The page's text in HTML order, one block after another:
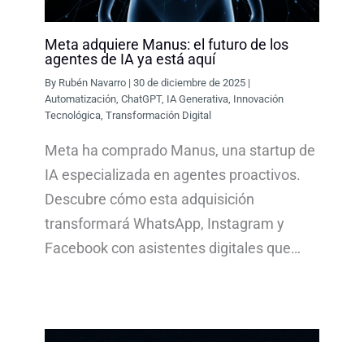
Meta adquiere Manus: el futuro de los
agentes de IA ya está aquí
By Rubén Navarro |30 de diciembre de 2025 |
Automatización ,ChatGPT, IA Generativa Innovación
Tecnológica ,Transformación Digital
Meta ha comprado Manus, una startup de
IA especializada en agentes proactivos.
Descubre cómo esta adquisición
transformará WhatsApp, Instagram y
Facebook con asistentes digitales que…